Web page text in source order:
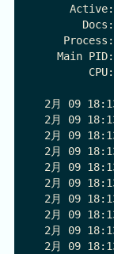
Main
2月 09
2月 09
2月 09
2月 09
2月 09
2月 09
2月 09
2月 09
2月 09
2月 09